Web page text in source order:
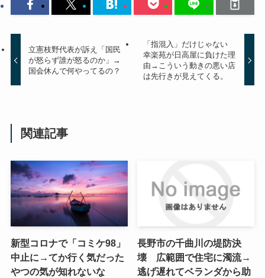
立憲枝野代表が訴え「国民
が怒らず誰が怒るのか」→
国会休んで何やってるの？
「指混入」だけじゃない
幸楽苑が日高屋に負けた理
由→こういう動きの悪い店
は先行きが見えてくる。
関連記事
新型コロナで「コミケ98」
中止に→てか行く気だった
やつの気が知れないな
長野市の千曲川の堤防決
壊 広範囲で住宅に濁流→
逃げ遅れてベランダから助